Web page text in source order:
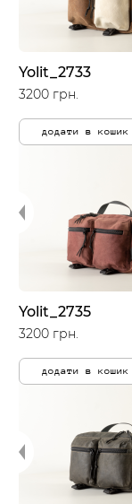
Yolit_2733
3200 грн.
додати в кошик
Yolit_2735
3200 грн.
додати в кошик